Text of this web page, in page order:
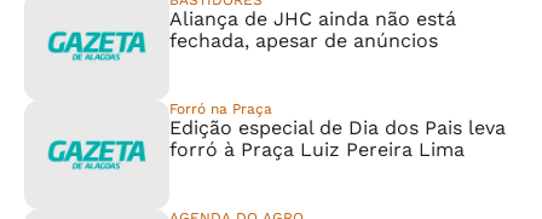
Aliança de JHC ainda não está
fechada, apesar de anúncios
Forró na Praça
Edição especial de Dia dos Pais leva
forró à Praça Luiz Pereira Lima